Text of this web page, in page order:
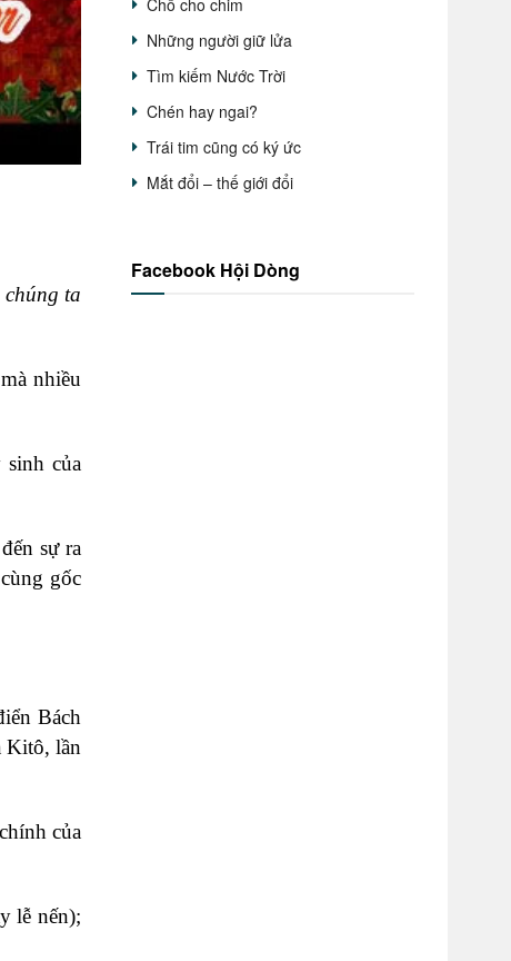
ta
nhiều
của
sự ra
gốc
Bách
Kitô, lần
của
lễ nến);
Chỗ cho chim
Những người giữ lửa
Tìm kiếm Nước Trời
Chén hay ngai?
Trái tim cũng có ký ức
Mắt đổi – thế giới đổi
Facebook Hội Dòng